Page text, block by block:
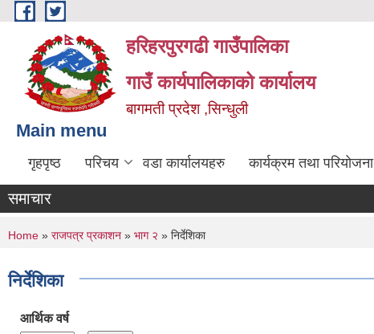
Skip to main content
हरिहरपुरगढी गाउँपालिका
गाउँ कार्यपालिकाको कार्यालय
बागमती प्रदेश ,सिन्धुली
Main menu
गृहपृष्ठ परिचय वडा कार्यालयहरु कार्यक्रम तथा परियोजना
समाचार
You are here
Home » राजपत्र प्रकाशन » भाग २ » निर्देशिका
निर्देशिका
आर्थिक वर्ष